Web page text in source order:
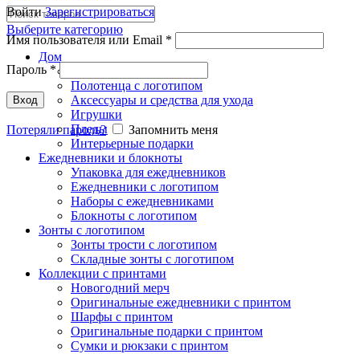
Выберите категорию
Дом
Полотенца с логотипом
Аксессуары и средства для ухода
Игрушки
Пледы
Интерьерные подарки
Ежедневники и блокноты
Упаковка для ежедневников
Ежедневники с логотипом
Наборы с ежедневниками
Блокноты с логотипом
Зонты с логотипом
Зонты трости с логотипом
Складные зонты с логотипом
Коллекции с принтами
Новогодний мерч
Оригинальные ежедневники с принтом
Шарфы с принтом
Оригинальные подарки с принтом
Сумки и рюкзаки с принтом
ВойтиЗарегистрироваться
Имя пользователя или Email *
Пароль *
Вход
Потеряли пароль? Запомнить меня